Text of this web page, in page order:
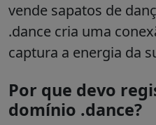
vende sapatos de
.dance cria uma
captura a energia da
Por que devo
domínio .dance?